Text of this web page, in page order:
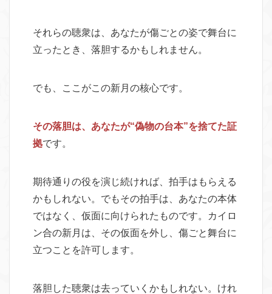
それらの聴衆は、あなたが傷ごとの姿で舞台に
立ったとき、落胆するかもしれません。
でも、ここがこの新月の核心です。
その落胆は、あなたが“偽物の台本”を捨てた証
拠です。
期待通りの役を演じ続ければ、拍手はもらえる
かもしれない。でもその拍手は、あなたの本体
ではなく、仮面に向けられたものです。カイロ
ン合の新月は、その仮面を外し、傷ごと舞台に
立つことを許可します。
落胆した聴衆は去っていくかもしれない。けれ